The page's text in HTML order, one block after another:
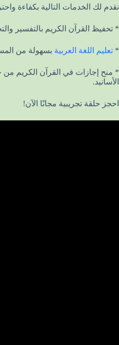
نقدم لك الخدمات التالية بكفاءة
* تحفيظ القرآن الكريم بالتفسير
* تعليم اللغة العربية بسهولة من
* منح إجازات في القرآن الكريم من
الأسانيد.
احجز حلقة تجريبية مجانًا الآن!